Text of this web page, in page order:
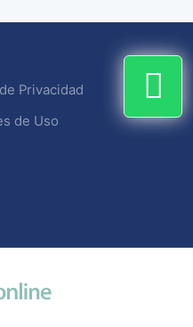
Privacidad
de Uso